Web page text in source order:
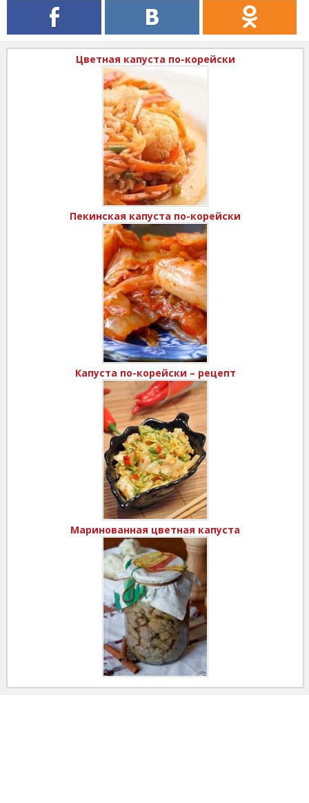
Цветная капуста по-корейски
Пекинская капуста по-корейски
Капуста по-корейски – рецепт
Маринованная цветная капуста